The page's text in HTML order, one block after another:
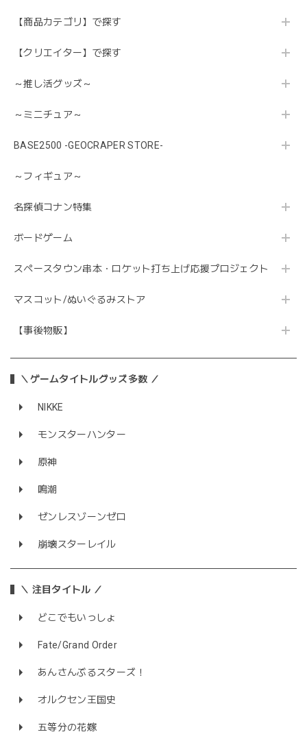
【商品カテゴリ】で探す
【クリエイター】で探す
～推し活グッズ～
～ミニチュア～
BASE2500 -GEOCRAPER STORE-
～フィギュア～
名探偵コナン特集
ボードゲーム
スペースタウン串本・ロケット打ち上げ応援プロジェクト
マスコット/ぬいぐるみストア
【事後物販】
＼ゲームタイトルグッズ多数 ／
NIKKE
モンスターハンター
原神
鳴潮
ゼンレスゾーンゼロ
崩壊スターレイル
＼ 注目タイトル ／
どこでもいっしょ
Fate/Grand Order
あんさんぶるスターズ！
オルクセン王国史
五等分の花嫁